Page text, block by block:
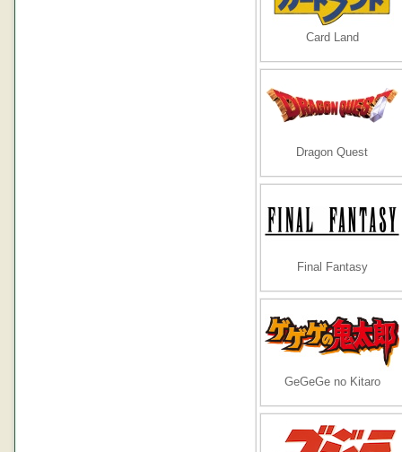
Card Land
Dragon Quest
Final Fantasy
GeGeGe no Kitaro